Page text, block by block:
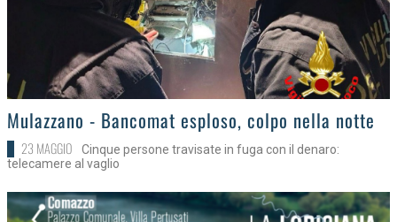
>Mulazzano - Bancomat esploso, colpo nella notte
23 MAGGIO
Cinque persone travisate in fuga con il denaro:
telecamere al vaglio